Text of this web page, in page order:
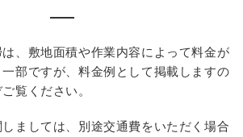
、敷地面積や作業内容によって料金が
一部ですが、料金例として掲載しますの
覧ください。
ましては、別途交通費をいただく場合